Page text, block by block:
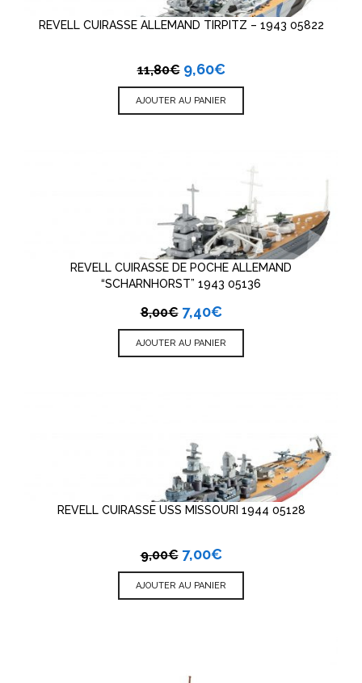
REVELL CUIRASSE ALLEMAND TIRPITZ – 1943 05822
11,80€ 9,60€
AJOUTER AU PANIER
REVELL CUIRASSE DE POCHE ALLEMAND
“SCHARNHORST” 1943 05136
8,00€ 7,40€
AJOUTER AU PANIER
REVELL CUIRASSE USS MISSOURI 1944 05128
9,00€ 7,00€
AJOUTER AU PANIER